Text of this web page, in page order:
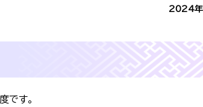
2024年
です。